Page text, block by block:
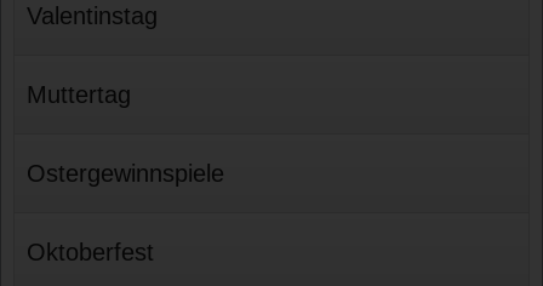
Valentinstag
Muttertag
Ostergewinnspiele
Oktoberfest